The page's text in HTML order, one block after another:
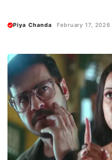
Piya Chanda February 17, 2026